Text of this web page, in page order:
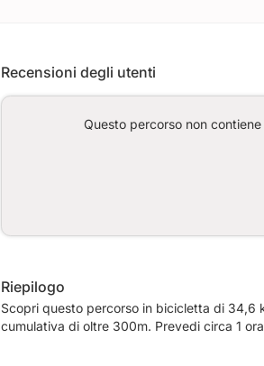
Recensioni degli utenti
Questo percorso non
Riepilogo
Scopri questo percorso in bicicletta di 34,6
cumulativa di oltre 300m. Prevedi circa 1